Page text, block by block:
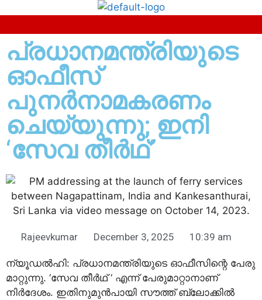
പ്രധാനമന്ത്രിയുടെ
ഓഫീസ്
പുനര്‍നാമകരണം
ചെയ്യുന്നു; ഇനി
‘സേവ തീര്‍ഥ്’
Rajeevkumar December 3, 2025 10:39 am
ന്യൂഡല്‍ഹി: പ്രധാനമന്ത്രിയുടെ ഓഫീസിന്റെ പേരു
മാറ്റുന്നു. ‘സേവ തീര്‍ഥ് ‘ എന്ന് പേരുമാറ്റാനാണ്
നിര്‍ദേശം. ഇതിനുമുന്‍പായി സൗത്ത് ബ്ലോക്കില്‍